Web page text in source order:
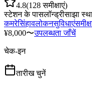
4.8(128समीक्षाएं)
स्टेशन के पासलॉन्ड्रीसाझा
कमरेसिंहावलोकनसुविधाएं
¥8,000〜उपलब्धता जाँचें
चेक-इन
तारीख चुनें